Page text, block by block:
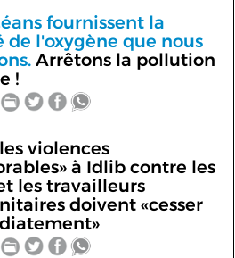
fournissent la
de l'oxygène que nous
Arrêtons la pollution
!
violences
à Idlib contre les
les travailleurs
doivent «cesser